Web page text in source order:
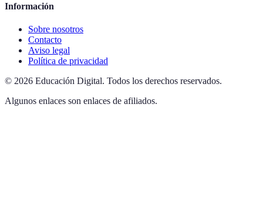
Información
Sobre nosotros
Contacto
Aviso legal
Política de privacidad
© 2026 Educación Digital. Todos los derechos reservados.
Algunos enlaces son enlaces de afiliados.